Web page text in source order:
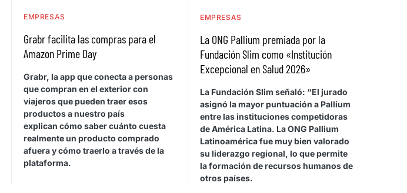
EMPRESAS
Grabr facilita las compras para el
Amazon Prime Day
Grabr, la app que conecta a personas
que compran en el exterior con
viajeros que pueden traer esos
productos a nuestro país
explican cómo saber cuánto cuesta
realmente un producto comprado
afuera y cómo traerlo a través de la
plataforma.
EMPRESAS
La ONG Pallium premiada por la
Fundación Slim como «Institución
Excepcional en Salud 2026»
La Fundación Slim señaló: “El jurado
asignó la mayor puntuación a Pallium
entre las instituciones competidoras
de América Latina. La ONG Pallium
Latinoamérica fue muy bien valorado
su liderazgo regional, lo que permite
la formación de recursos humanos de
otros países.